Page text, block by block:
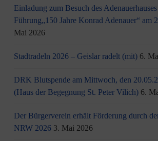
Einladung zum Besuch des
Führung„150 Jahre Konrad Adenauer“ am
Mai 2026
Stadtradeln 2026 – Geislar radelt (mit) 6.
DRK Blutspende am Mittwoch, den
(Haus der Begegnung St. Peter Vilich) 6.
Der Bürgerverein erhält Förderung durch
NRW 2026 3. Mai 2026